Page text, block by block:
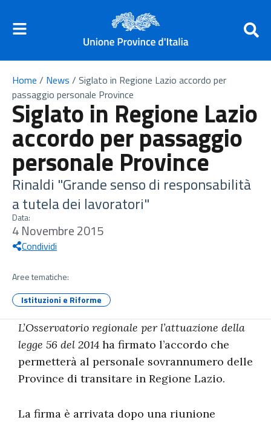
Home / News / Siglato in Regione Lazio accordo per
passaggio personale Province
Siglato in Regione Lazio
accordo per passaggio
personale Province
Rinaldi "Grande senso di responsabilità
a tutela dei lavoratori"
Data:
4 Novembre 2015
Condividi
Aree tematiche:
Istituzioni e Riforme
L’Osservatorio regionale per l’attuazione della
legge 56 del 2014 ha firmato l’accordo che
permetterà al personale sovrannumero delle
Province di transitare in Regione Lazio.
La firma è arrivata dopo una riunione